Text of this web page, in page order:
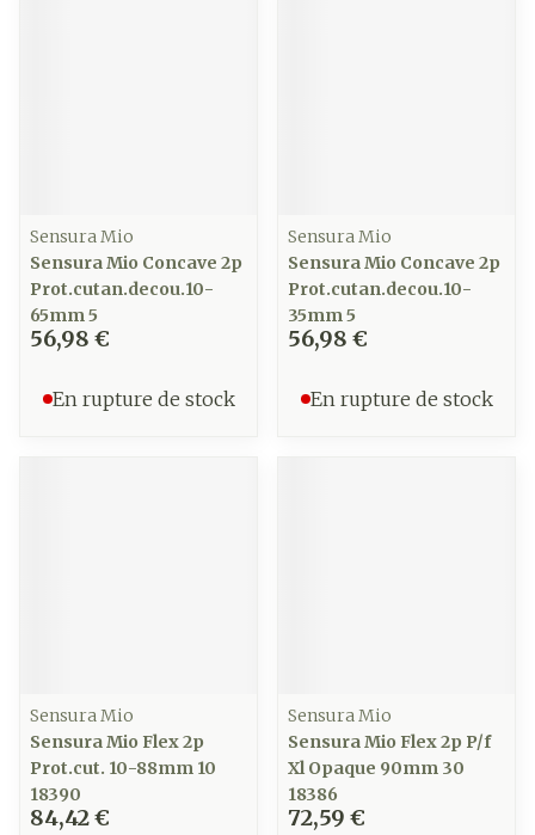
Sensura Mio
Sensura Mio Concave 2p
Prot.cutan.decou.10-
65mm 5
56,98 €
En rupture de stock
Sensura Mio
Sensura Mio Concave 2p
Prot.cutan.decou.10-
35mm 5
56,98 €
En rupture de stock
Sensura Mio
Sensura Mio Flex 2p
Prot.cut. 10-88mm 10
18390
84,42 €
Sensura Mio
Sensura Mio Flex 2p P/f
Xl Opaque 90mm 30
18386
72,59 €